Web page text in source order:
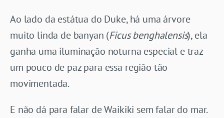
Ao lado da estátua do Duke, há uma árvore
muito linda de banyan (Ficus benghalensis), ela
ganha uma iluminação noturna especial e traz
um pouco de paz para essa região tão
movimentada.
E não dá para falar de Waikiki sem falar do mar.